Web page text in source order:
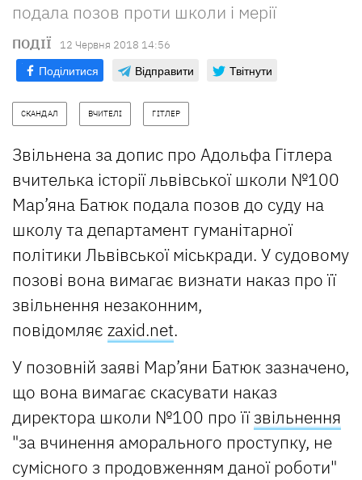
подала позов проти школи і мерії
ПОДІЇ 12 Червня 2018 14:56
Поділитися Відправити Твітнути
СКАНДАЛ ВЧИТЕЛІ ГІТЛЕР
Звільнена за допис про Адольфа Гітлера
вчителька історії львівської школи №100
Мар’яна Батюк подала позов до суду на
школу та департамент гуманітарної
політики Львівської міськради. У судовому
позові вона вимагає визнати наказ про її
звільнення незаконним,
повідомляє zaxid.net.
У позовній заяві Мар’яни Батюк зазначено,
що вона вимагає скасувати наказ
директора школи №100 про їїзвільнення
"за вчинення аморального проступку, не
сумісного з продовженням даної роботи"